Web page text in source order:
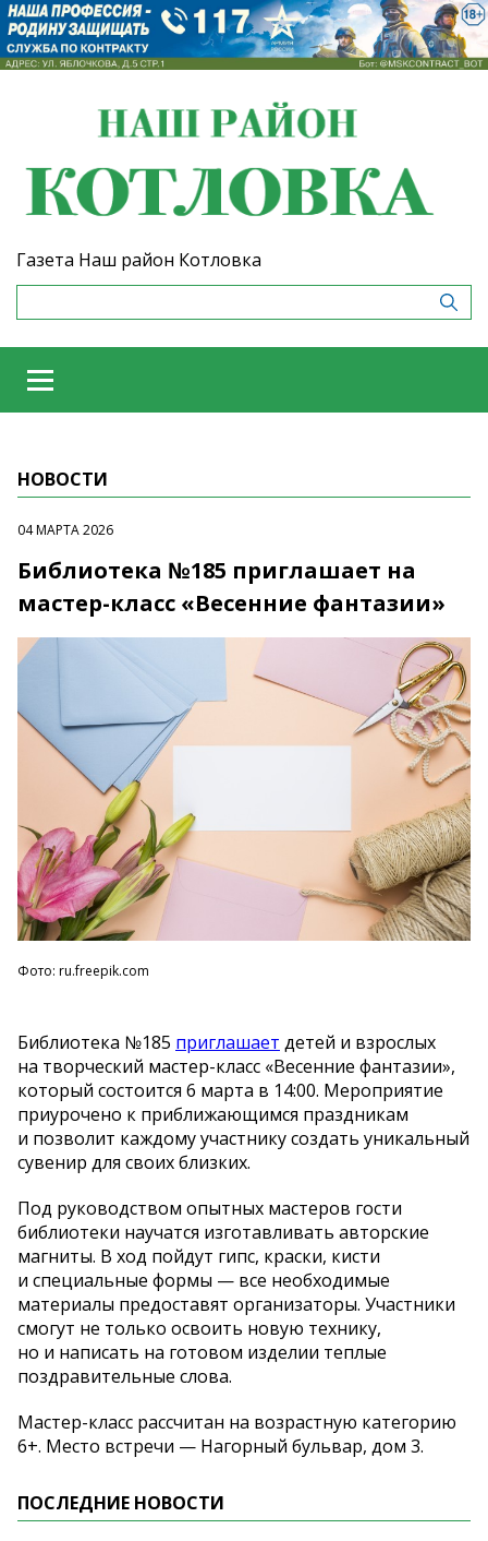
Газета Наш район Котловка
НОВОСТИ
04 МАРТА 2026
Библиотека №185 приглашает на
мастер-класс «Весенние фантазии»
Фото: ru.freepik.com
Библиотека №185 приглашает детей и взрослых
на творческий мастер-класс «Весенние фантазии»,
который состоится 6 марта в 14:00. Мероприятие
приурочено к приближающимся праздникам
и позволит каждому участнику создать уникальный
сувенир для своих близких.
Под руководством опытных мастеров гости
библиотеки научатся изготавливать авторские
магниты. В ход пойдут гипс, краски, кисти
и специальные формы — все необходимые
материалы предоставят организаторы. Участники
смогут не только освоить новую технику,
но и написать на готовом изделии теплые
поздравительные слова.
Мастер-класс рассчитан на возрастную категорию
6+. Место встречи — Нагорный бульвар, дом 3.
ПОСЛЕДНИЕ НОВОСТИ